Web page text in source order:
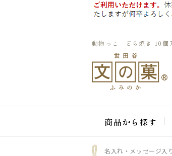
動物っこ どら焼き 10個
商品から探す
名入れ・メッセージ入